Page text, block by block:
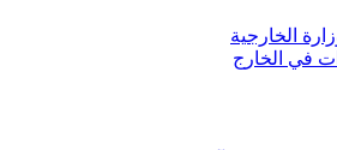
الخارجية
في الخارج